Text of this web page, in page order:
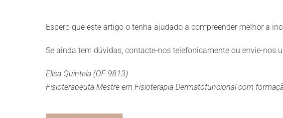
Espero que este artigo o tenha ajudado a compreender melhor a
Se ainda tem dúvidas, contacte-nos telefonicamente ou envie-nos
Elisa Quintela (OF 9813)
Fisioterapeuta Mestre em Fisioterapia Dermatofuncional com